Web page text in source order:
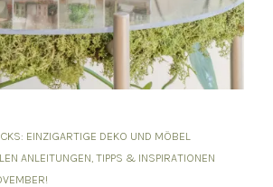
EINZIGARTIGE DEKO UND MÖBEL
ANLEITUNGEN, TIPPS & INSPIRATIONEN